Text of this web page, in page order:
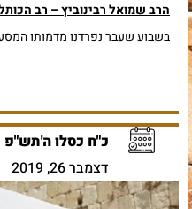
הרב שמואל רבינוביץ – רב
בשבוע שעבר נפרדנו מדמותו
כ"ח כסלו ה'תש"פ
דצמבר 26, 2019